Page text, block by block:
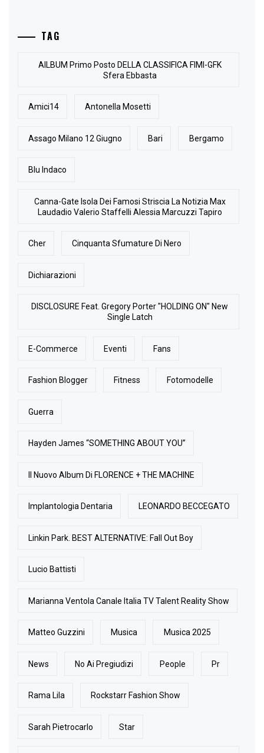
TAG
AlLBUM Primo Posto DELLA CLASSIFICA FIMI-GFK
Sfera Ebbasta
Amici14 Antonella Mosetti
Assago Milano 12 Giugno Bari Bergamo
Blu Indaco
Canna-Gate Isola Dei Famosi Striscia La Notizia Max
Laudadio Valerio Staffelli Alessia Marcuzzi Tapiro
Cher Cinquanta Sfumature Di Nero
Dichiarazioni
DISCLOSURE Feat. Gregory Porter "HOLDING ON" New
Single Latch
E-Commerce Eventi Fans
Fashion Blogger Fitness Fotomodelle
Guerra
Hayden James “SOMETHING ABOUT YOU”
Il Nuovo Album Di FLORENCE + THE MACHINE
Implantologia Dentaria LEONARDO BECCEGATO
Linkin Park. BEST ALTERNATIVE: Fall Out Boy
Lucio Battisti
Marianna Ventola Canale Italia TV Talent Reality Show
Matteo Guzzini Musica Musica 2025
News No Ai Pregiudizi People Pr
Rama Lila Rockstarr Fashion Show
Sarah Pietrocarlo Star